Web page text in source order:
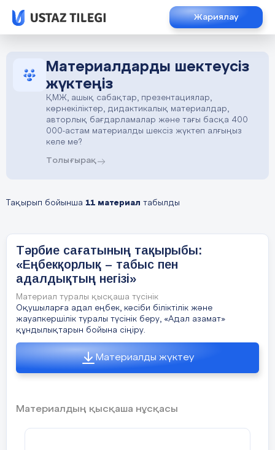
Жариялау
Материалдарды шектеусіз
жүктеңіз
ҚМЖ, ашық сабақтар, презентациялар,
көрнекіліктер, дидактикалық материалдар,
авторлық бағдарламалар және тағы басқа 400
000-астам материалды шексіз жүктеп алғыңыз
келе ме?
Толығырақ
Тақырып бойынша 11 материал табылды
Тәрбие сағатының тақырыбы:
«Еңбекқорлық – табыс пен
адалдықтың негізі»
Материал туралы қысқаша түсінік
Оқушыларға адал еңбек, кәсіби біліктілік және
жауапкершілік туралы түсінік беру, «Адал азамат»
құндылықтарын бойына сіңіру.
Материалды жүктеу
Материалдың қысқаша нұсқасы